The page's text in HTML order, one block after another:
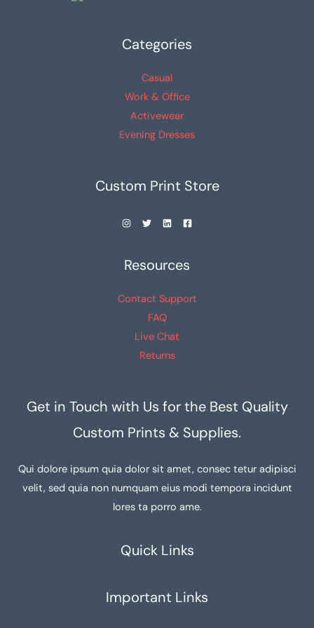
página
producto
Categories
Casual
Work & Office
Activewear
Evening Dresses
Custom Print Store
Resources
Contact Support
FAQ
Live Chat
Returns
Get in Touch with Us for the Best Quality
Custom Prints & Supplies.
Qui dolore ipsum quia dolor sit amet, consec tetur adipisci
velit, sed quia non numquam eius modi tempora incidunt
lores ta porro ame.
Quick Links
Important Links